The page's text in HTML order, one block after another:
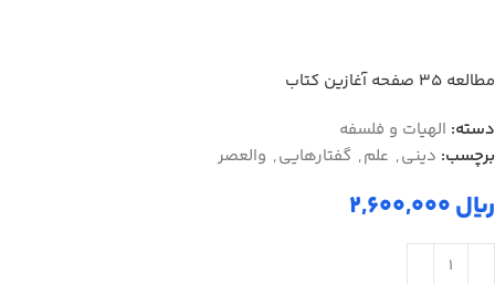
مطالعه ۳۵ صفحه آغازین کتاب
دسته: الهیات و فلسفه
برچسب: ديني, علم, گفتارهایی, والعصر
ریال